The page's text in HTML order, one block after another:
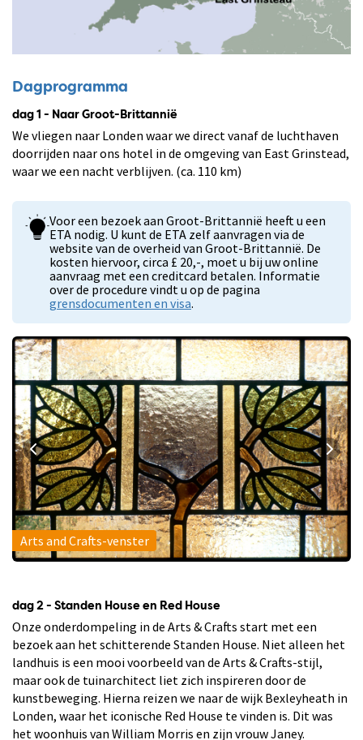
Dagprogramma
dag 1 - Naar Groot-Brittannië
We vliegen naar Londen waar we direct vanaf de luchthaven
doorrijden naar ons hotel in de omgeving van East Grinstead,
waar we een nacht verblijven. (ca. 110 km)
Voor een bezoek aan Groot-Brittannië heeft u een
ETA nodig. U kunt de ETA zelf aanvragen via de
website van de overheid van Groot-Brittannië. De
kosten hiervoor, circa £ 20,-, moet u bij uw online
aanvraag met een creditcard betalen. Informatie
over de procedure vindt u op de pagina
grensdocumenten en visa.
Arts and Crafts-venster
dag 2 - Standen House en Red House
Onze onderdompeling in de Arts & Crafts start met een
bezoek aan het schitterende Standen House. Niet alleen het
landhuis is een mooi voorbeeld van de Arts & Crafts-stijl,
maar ook de tuinarchitect liet zich inspireren door de
kunstbeweging. Hierna reizen we naar de wijk Bexleyheath in
Londen, waar het iconische Red House te vinden is. Dit was
het woonhuis van William Morris en zijn vrouw Janey.